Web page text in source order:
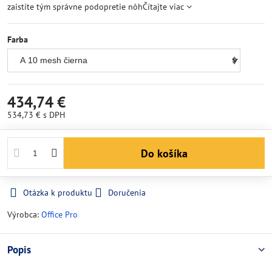
zaistíte tým správne podopretie nôhČítajte viac
Farba
434,74 €
534,73 € s DPH
Do košíka
Otázka k produktu
Doručenia
Výrobca: Office Pro
Popis